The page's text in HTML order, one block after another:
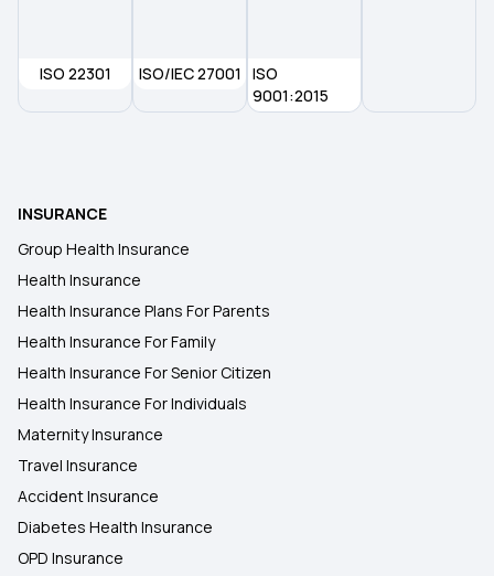
ISO 22301 ISO/IEC 27001
ISO
9001:2015
INSURANCE
Group Health Insurance
Health Insurance
Health Insurance Plans For Parents
Health Insurance For Family
Health Insurance For Senior Citizen
Health Insurance For Individuals
Maternity Insurance
Travel Insurance
Accident Insurance
Diabetes Health Insurance
OPD Insurance